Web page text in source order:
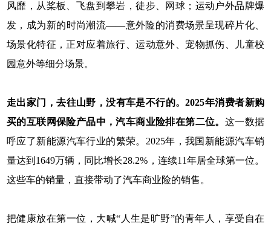
风靡，从桨板、飞盘到攀岩，徒步、网球；运动户外品牌爆
发，成为新的时尚潮流——意外险的消费场景呈现碎片化、
场景化特征，正对应着旅行、运动意外、宠物抓伤、儿童校
园意外等细分场景。
走出家门，去往山野，没有车是不行的。2025年消费者新购
买的互联网保险产品中，汽车商业险排在第二位。 这一数据
呼应了新能源汽车行业的繁荣。2025年，我国新能源汽车销
量达到1649万辆，同比增长28.2%，连续11年居全球第一位。
这些车的销量，直接带动了汽车商业险的销售。
把健康放在第一位，大喊“人生是旷野”的青年人，享受自在